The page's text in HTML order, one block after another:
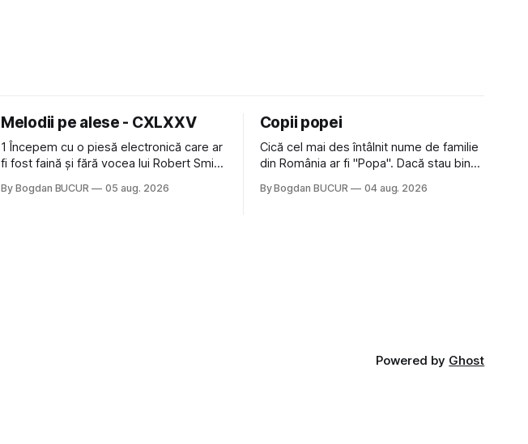
Melodii pe alese - CXLXXV
1 Începem cu o piesă electronică care ar
fi fost faină și fără vocea lui Robert Smith
Castles, o formație cu multe piese faine
By Bogdan BUCUR 05 aug. 2026
Copii popei
Cică cel mai des întâlnit nume de familie
din România ar fi "Popa". Dacă stau bine
colegi de școala Popa cam peste tot
By Bogdan BUCUR 04 aug. 2026
Powered by Ghost